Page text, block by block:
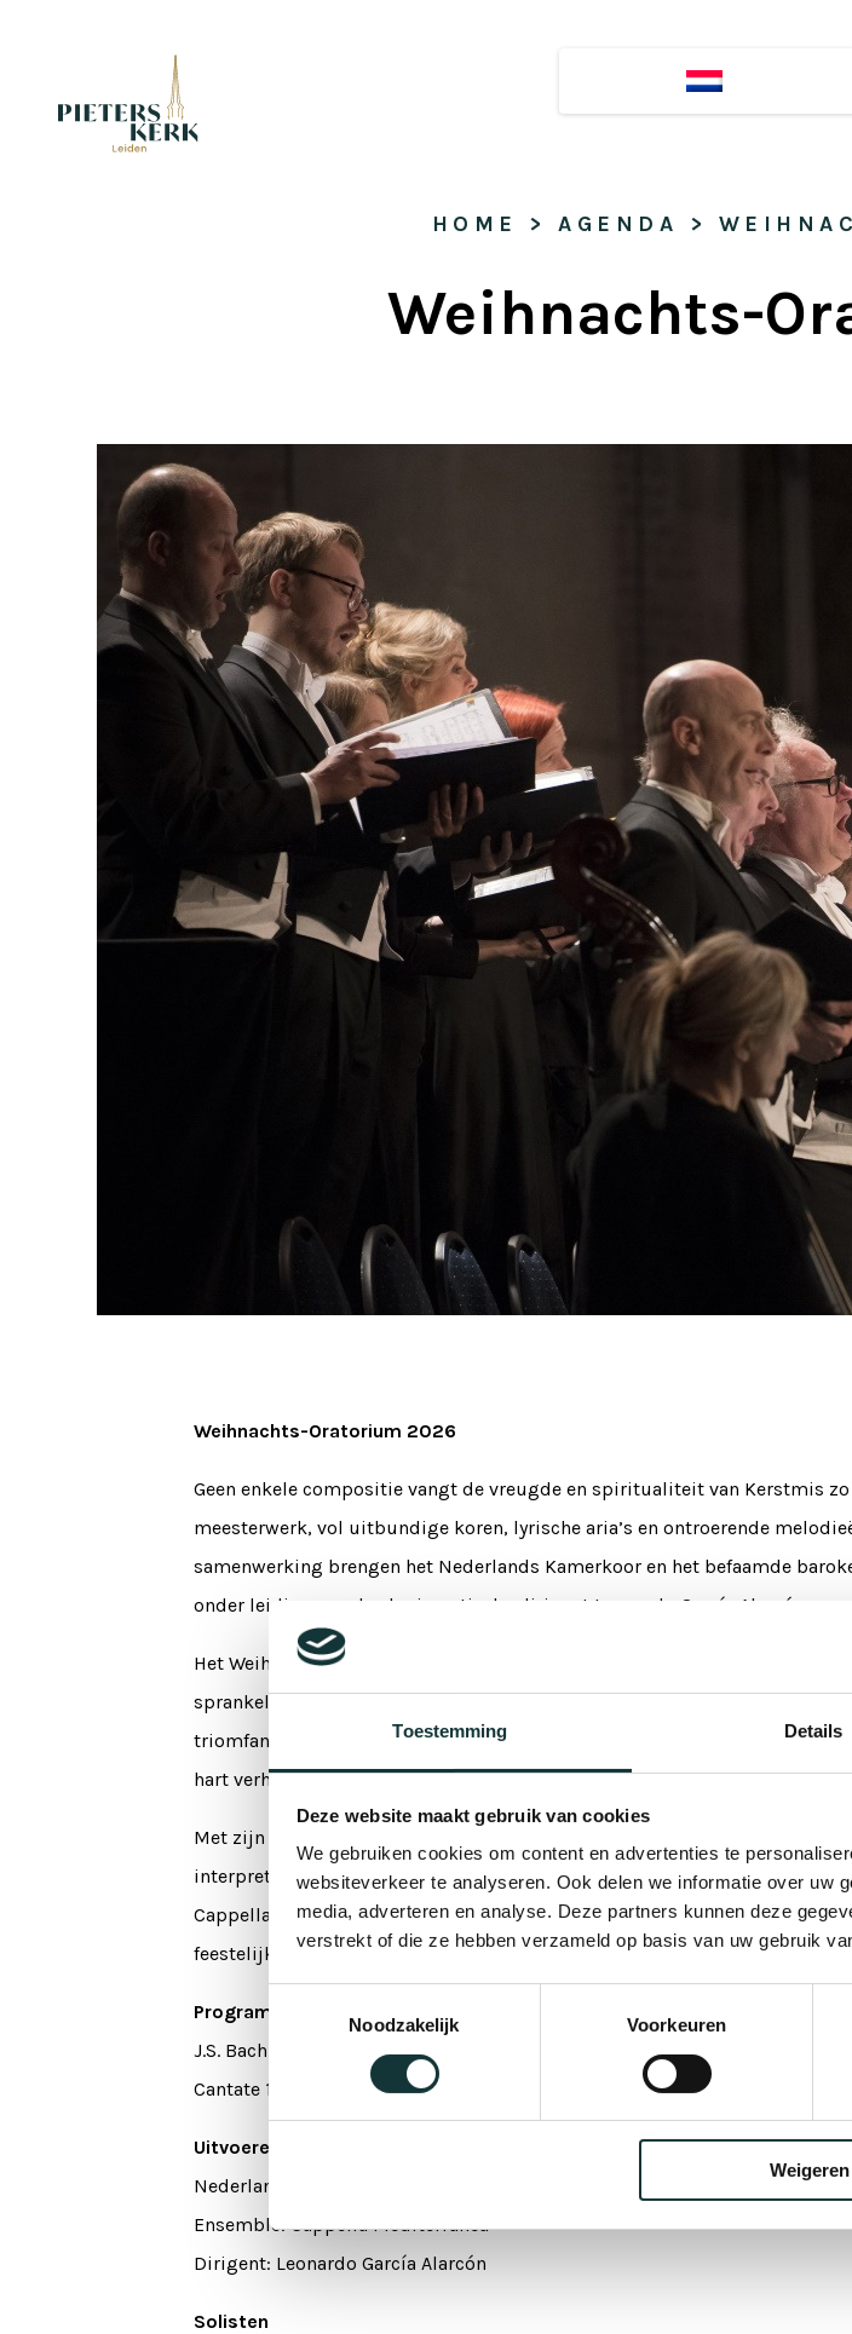
Toestemming Details
Deze website maakt gebruik van cookies
We gebruiken cookies om content en advertenties te
websiteverkeer te analyseren. Ook delen we informatie over uw
media, adverteren en analyse. Deze partners kunnen deze
verstrekt of die ze hebben verzameld op basis van uw gebruik
Noodzakelijk
Voorkeuren
Weigeren
HOME > AGENDA >
Weihnachts-
Weihnachts-Oratorium 2026
Geen enkele compositie vangt de vreugde en spiritualiteit van Kerstmis
meesterwerk, vol uitbundige koren, lyrische aria’s en ontroerende
samenwerking brengen het Nederlands Kamerkoor en het befaamde
onder leiding van de charismatische dirigent Leonardo García Alarcón.
Het Weihnachts-Oratorium, gecomponeerd in 1734, vertelt het
sprankelende koorpartijen, virtuoze instrumentale lijnen en diepe emotie
triomfantelijke opening Jauchzet, frohlocket! tot de tedere wiegeliederen
hart verheft.
Met zijn passie voor historische uitvoeringen en zijn verfijnde gevoel voor
interpretatie van Bachs meesterwerk. De combinatie van het Nederlands
Cappella Mediterranea, met zijn weelderige en levendige barokklank,
feestelijke pracht.
Programma
J.S. Bach – Weihnachts-Oratorium BWV 248
Cantate 1 t/m 6
Uitvoerenden
Nederlands Kamerkoor
Ensemble: Cappella Mediterranea
Dirigent: Leonardo García Alarcón
Solisten